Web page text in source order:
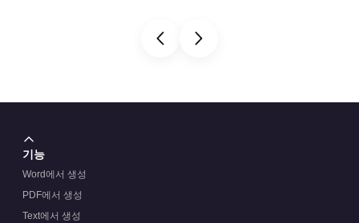
기능
Word에서 생성
PDF에서 생성
Text에서 생성